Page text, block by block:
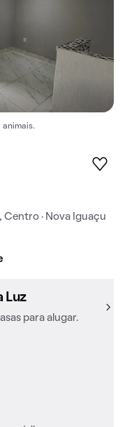
animais.
· Nova Iguaçu
Luz
para alugar.